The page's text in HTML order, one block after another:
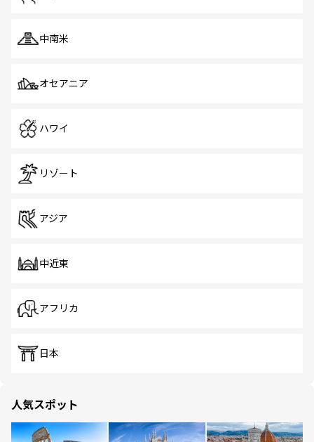
中南米
オセアニア
ハワイ
リゾート
アジア
中近東
アフリカ
日本
人気スポット